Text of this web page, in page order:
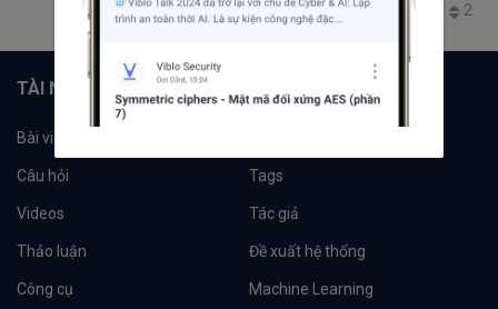
1.6K 1 0 2
TÀI NGUYÊN
Bài viết
Câu hỏi Tags
Videos Tác giả
Thảo luận Đề xuất hệ thống
Công cụ Machine Learning